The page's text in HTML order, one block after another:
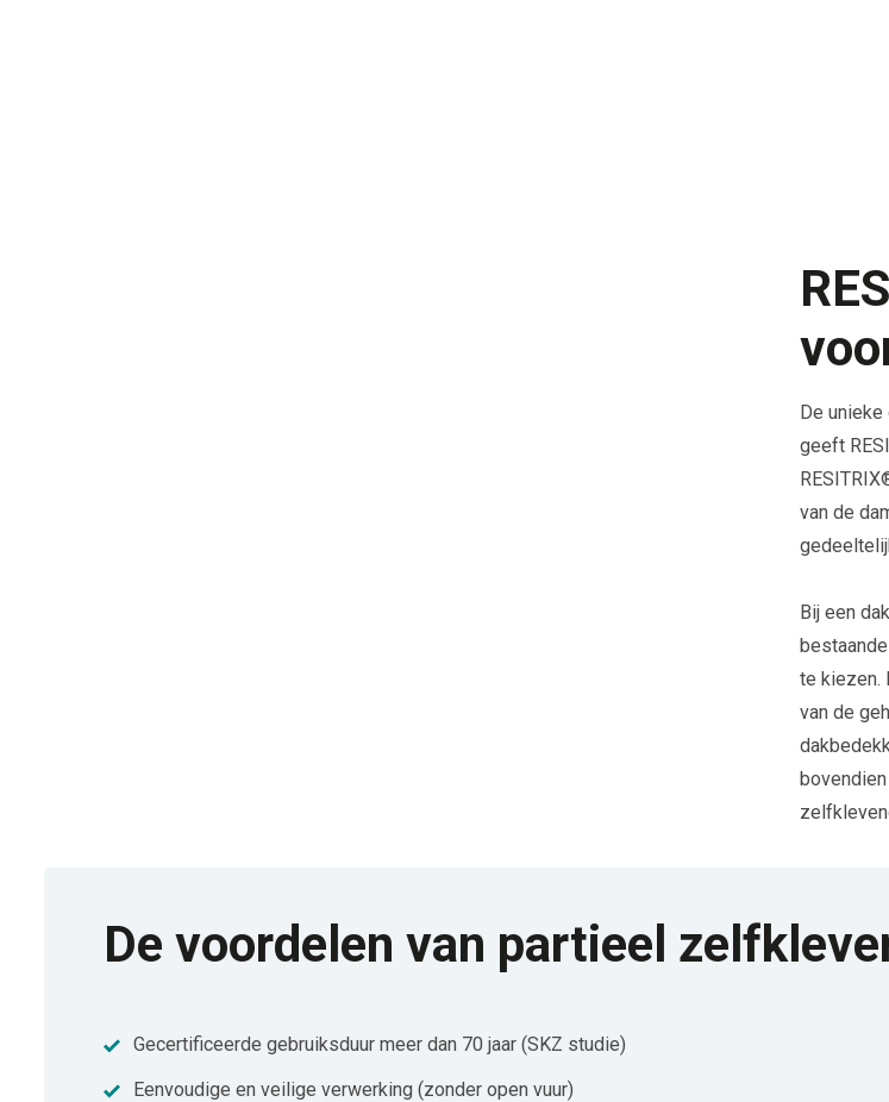
De
geeft
van de
Bij een
te kiezen.
van de
De voordelen van partieel
Gecertificeerde gebruiksduur meer dan 70 jaar (SKZ studie)
Eenvoudige en veilige verwerking (zonder open vuur)